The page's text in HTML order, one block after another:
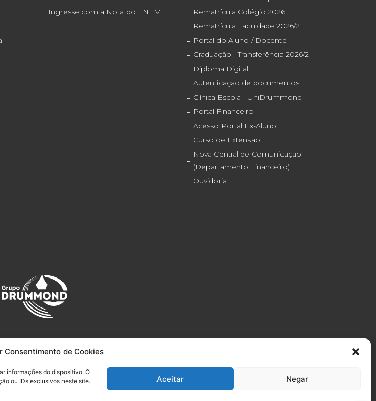
Consentimento de Cookies
informações do dispositivo. O
ou IDs exclusivos neste site.
Aceitar Negar
Ingresse com a Nota do ENEM
Rematrícula Colégio 2026
Rematrícula Faculdade 2026/2
Portal do Aluno / Docente
Graduação - Transferência 2026/2
Diploma Digital
Autenticação de documentos
Clínica Escola - UniDrummond
Portal Financeiro
Acesso Portal Ex-Aluno
Curso de Extensão
Nova Central de Comunicação
(Departamento Financeiro)
Ouvidoria
ATENDIMENTO
(11) 2942-1488
Vila Formosa
(11) 2076-4600 (11) 2056-6100